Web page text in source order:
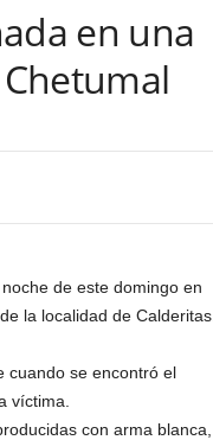
en una
de este domingo en
la localidad de Calderitas.
cuando se encontró el
víctima.
con arma blanca,